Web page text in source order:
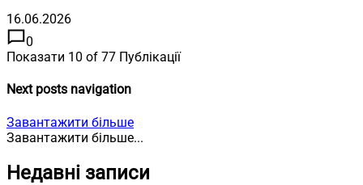
16.06.2026
0
Показати 10 of 77 Публікації
Next posts navigation
Завантажити більше
Завантажити більше...
Недавні записи